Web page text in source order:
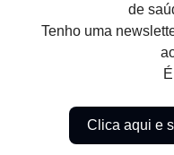
de
Tenho uma
Clica aqui e